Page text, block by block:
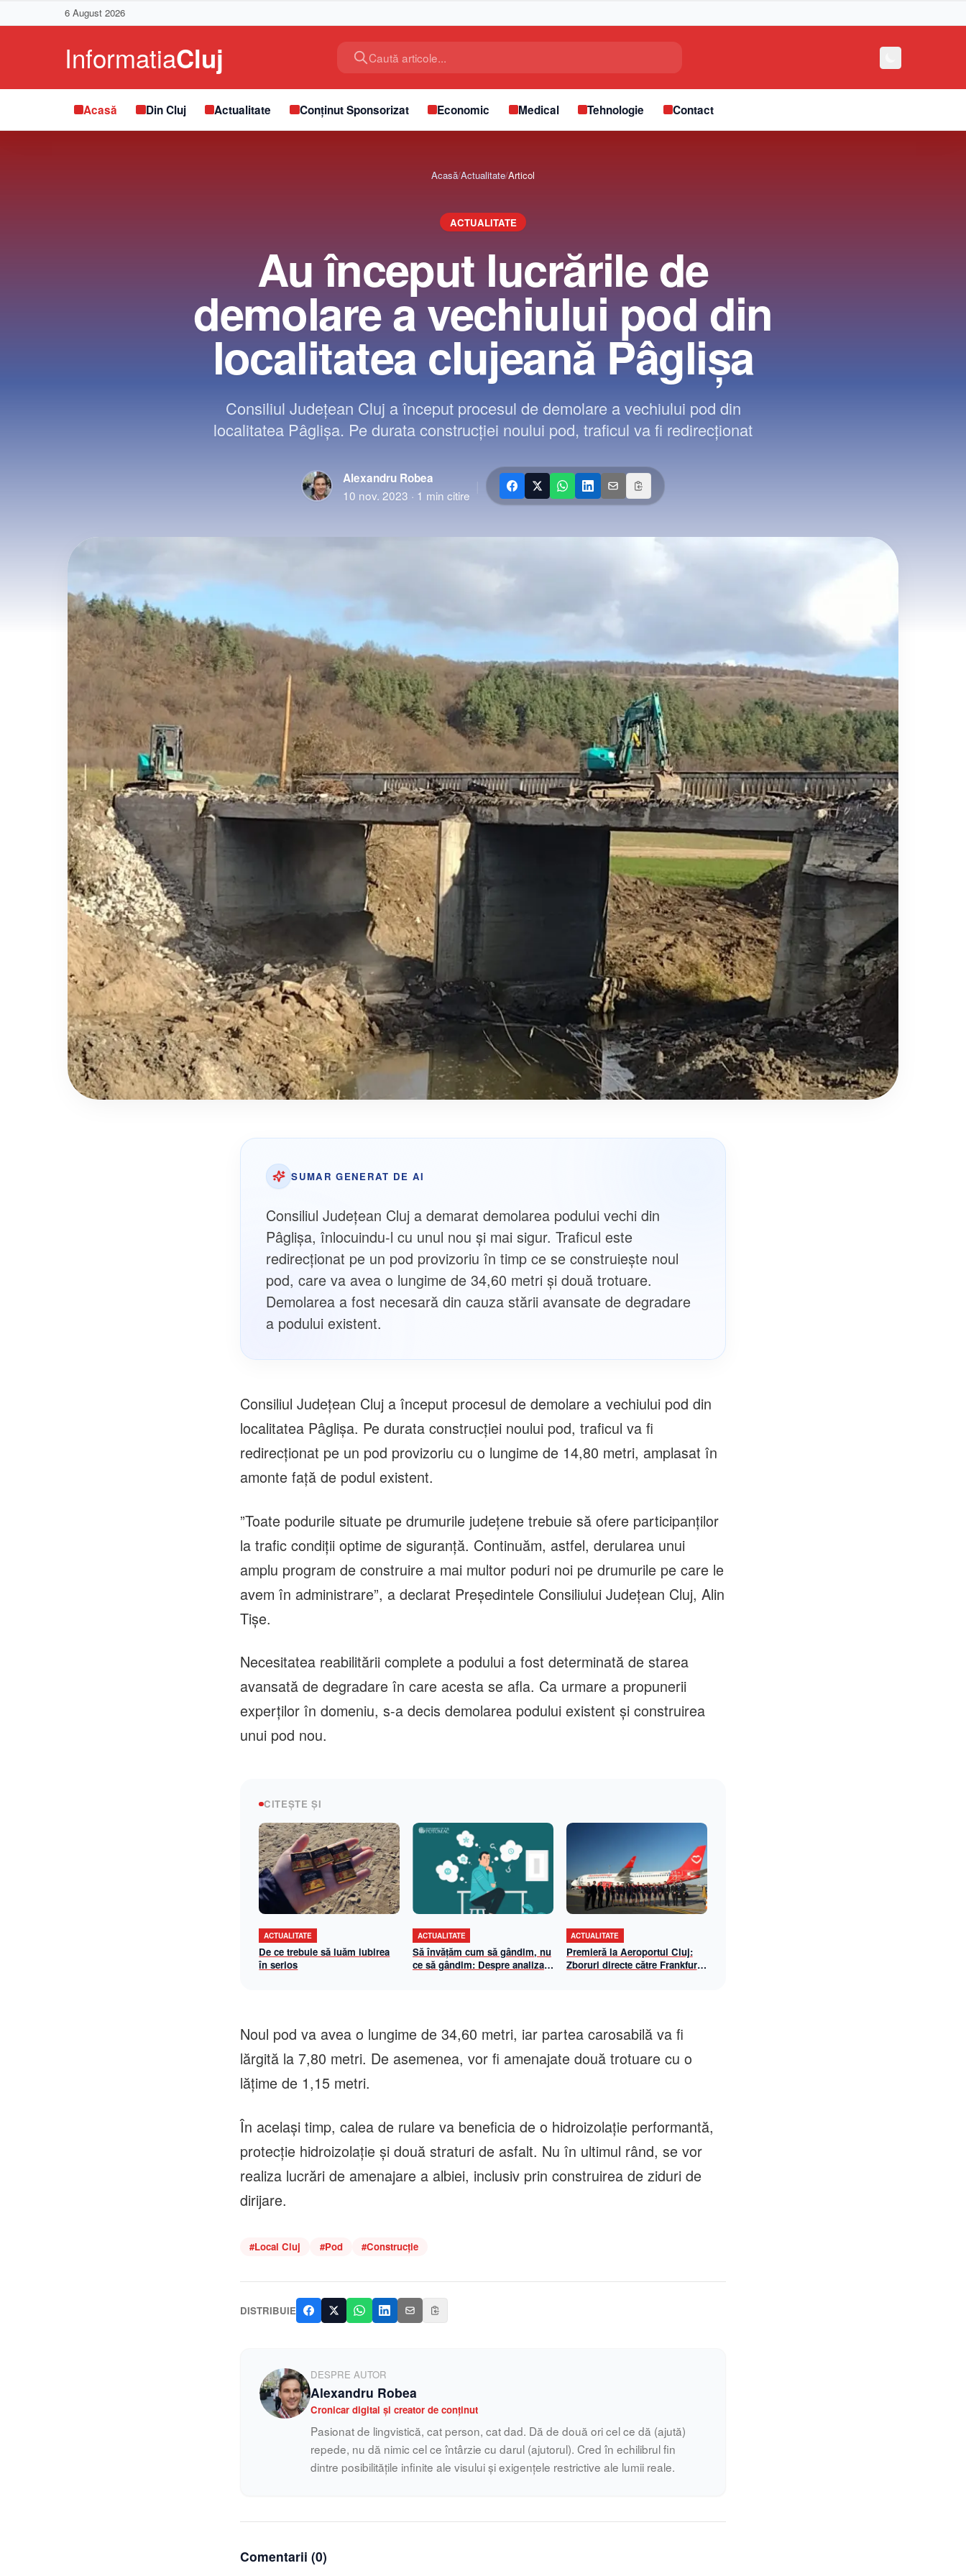
6 August 2026
Caută articole...
Acasă Din Cluj Actualitate Conținut Sponsorizat Economic Medical Tehnologie Contact
Acasă/Actualitate/Articol
ACTUALITATE
Au început lucrările de
demolare a vechiului pod din
localitatea clujeană Pâglișa
Consiliul Județean Cluj a început procesul de demolare a vechiului pod din
localitatea Pâglișa. Pe durata construcției noului pod, traficul va fi redirecționat
Alexandru Robea
10 nov. 2023 · 1 min citire
|
SUMAR GENERAT DE AI
Consiliul Județean Cluj a demarat demolarea podului vechi din
Pâglișa, înlocuindu-l cu unul nou și mai sigur. Traficul este
redirecționat pe un pod provizoriu în timp ce se construiește noul
pod, care va avea o lungime de 34,60 metri și două trotuare.
Demolarea a fost necesară din cauza stării avansate de degradare
a podului existent.
Consiliul Județean Cluj a început procesul de demolare a vechiului pod din
localitatea Pâglișa. Pe durata construcției noului pod, traficul va fi
redirecționat pe un pod provizoriu cu o lungime de 14,80 metri, amplasat în
amonte față de podul existent.
”Toate podurile situate pe drumurile județene trebuie să ofere participanților
la trafic condiții optime de siguranță. Continuăm, astfel, derularea unui
amplu program de construire a mai multor poduri noi pe drumurile pe care le
avem în administrare”, a declarat Președintele Consiliului Județean Cluj, Alin
Tișe.
Necesitatea reabilitării complete a podului a fost determinată de starea
avansată de degradare în care acesta se afla. Ca urmare a propunerii
experților în domeniu, s-a decis demolarea podului existent și construirea
unui pod nou.
CITEȘTE ȘI
ACTUALITATE
De ce trebuie să luăm iubirea
în serios
ACTUALITATE
Să învățăm cum să gândim, nu
ce să gândim: Despre analiza
ACTUALITATE
Premieră la Aeroportul Cluj:
Zboruri directe către Frankfurt
Noul pod va avea o lungime de 34,60 metri, iar partea carosabilă va fi
lărgită la 7,80 metri. De asemenea, vor fi amenajate două trotuare cu o
lățime de 1,15 metri.
În același timp, calea de rulare va beneficia de o hidroizolație performantă,
protecție hidroizolație și două straturi de asfalt. Nu în ultimul rând, se vor
realiza lucrări de amenajare a albiei, inclusiv prin construirea de ziduri de
dirijare.
#Local Cluj #Pod #Construcție
DISTRIBUIE
DESPRE AUTOR
Alexandru Robea
Cronicar digital și creator de conținut
Pasionat de lingvistică, cat person, cat dad. Dă de două ori cel ce dă (ajută)
repede, nu dă nimic cel ce întârzie cu darul (ajutorul). Cred în echilibrul fin
dintre posibilitățile infinite ale visului și exigențele restrictive ale lumii reale.
Comentarii (0)